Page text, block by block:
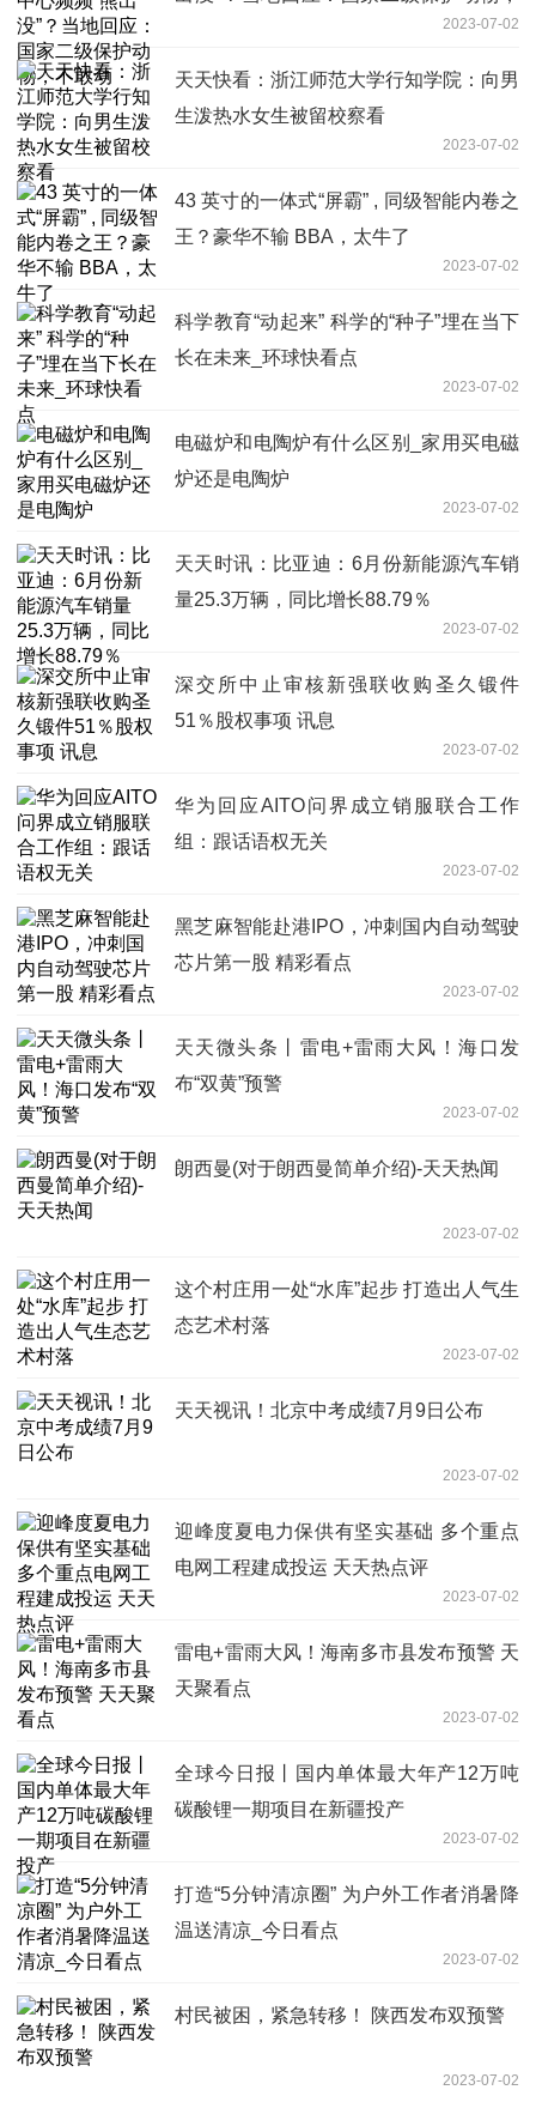
2023-07-02
天天快看：浙江师范大学行知学院：向男
生泼热水女生被留校察看
2023-07-02
43 英寸的一体式“屏霸” , 同级智能内卷之
王？豪华不输 BBA，太牛了
2023-07-02
科学教育“动起来” 科学的“种子”埋在当下
长在未来_环球快看点
2023-07-02
电磁炉和电陶炉有什么区别_家用买电磁
炉还是电陶炉
2023-07-02
天天时讯：比亚迪：6月份新能源汽车销
量25.3万辆，同比增长88.79％
2023-07-02
深交所中止审核新强联收购圣久锻件
51％股权事项 讯息
2023-07-02
华为回应AITO问界成立销服联合工作
组：跟话语权无关
2023-07-02
黑芝麻智能赴港IPO，冲刺国内自动驾驶
芯片第一股 精彩看点
2023-07-02
天天微头条丨雷电+雷雨大风！海口发
布“双黄”预警
2023-07-02
朗西曼(对于朗西曼简单介绍)-天天热闻
2023-07-02
这个村庄用一处“水库”起步 打造出人气生
态艺术村落
2023-07-02
天天视讯！北京中考成绩7月9日公布
2023-07-02
迎峰度夏电力保供有坚实基础 多个重点
电网工程建成投运 天天热点评
2023-07-02
雷电+雷雨大风！海南多市县发布预警 天
天聚看点
2023-07-02
全球今日报丨国内单体最大年产12万吨
碳酸锂一期项目在新疆投产
2023-07-02
打造“5分钟清凉圈” 为户外工作者消暑降
温送清凉_今日看点
2023-07-02
村民被困，紧急转移！ 陕西发布双预警
2023-07-02